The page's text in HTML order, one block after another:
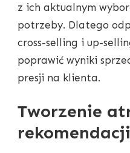
z ich aktualnym
potrzeby. Dlatego
cross-selling i up-
poprawić wyniki
presji na klienta.
Tworzenie